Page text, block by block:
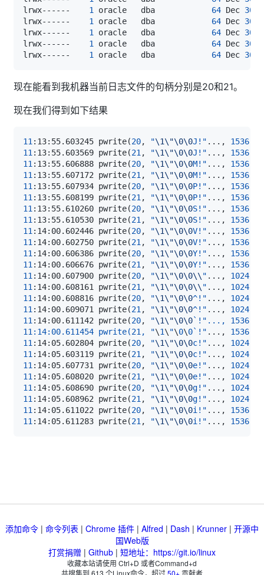
lrwx------ 1 oracle   dba 64 Dec 30
lrwx------ 1 oracle   dba 64 Dec 30
lrwx------ 1 oracle   dba 64 Dec 30
lrwx------ 1 oracle   dba 64 Dec 30
lrwx------ 1 oracle   dba 64 Dec 30
现在能看到我机器当前日志文件的句柄分别是20和21。
现在我们得到如下结果
11 :13:55.603245 pwrite(20, "\1\"\0\0J!" .. ., 1536
11 :13:55.603569 pwrite(21 , "\1\"\0\0J!" .. ., 1536
11 :13:55.606888 pwrite(20, "\1\"\0\0M!" .. ., 1536
11 :13:55.607172 pwrite(21 , "\1\"\0\0M!" .. ., 1536
11 :13:55.607934 pwrite(20, "\1\"\0\0P!" .. ., 1536
11 :13:55.608199 pwrite(21 , "\1\"\0\0P!" .. ., 1536
11 :13:55.610260 pwrite(20, "\1\"\0\0S!" .. ., 1536
11 :13:55.610530 pwrite(21 , "\1\"\0\0S!" .. ., 1536
11 :14:00.602446 pwrite(20, "\1\"\0\0V!" .. ., 1536
11 :14:00.602750 pwrite(21 , "\1\"\0\0V!" .. ., 1536
11 :14:00.606386 pwrite(20, "\1\"\0\0Y!" .. ., 1536
11 :14:00.606676 pwrite(21 , "\1\"\0\0Y!" .. ., 1536
11 :14:00.607900 pwrite(20, "\1\"\0\0\\ " .. ., 1024
11 :14:00.608161 pwrite(21 , "\1\"\0\0\\ " .. ., 1024
11 :14:00.608816 pwrite(20, "\1\"\0\0^!" .. ., 1024
11 :14:00.609071 pwrite(21 , "\1\"\0\0^!" .. ., 1024
11 :14:00.611142 pwrite(20, "\1\"\0\0` !
11:14:00.611454 pwrite(21, "\1\ "\0\0` !" .. ., 1536
11 :14:05.602804 pwrite(20, "\1\"\0\0c!" .. ., 1024
11 :14:05.603119 pwrite(21 , "\1\"\0\0c!" .. ., 1024
11 :14:05.607731 pwrite(20, "\1\"\0\0e!" .. ., 1024
11 :14:05.608020 pwrite(21 , "\1\"\0\0e!" .. ., 1024
11 :14:05.608690 pwrite(20, "\1\"\0\0g!" .. ., 1024
11 :14:05.608962 pwrite(21 , "\1\"\0\0g!" .. ., 1024
11 :14:05.611022 pwrite(20, "\1\"\0\0i!" .. ., 1536
11 :14:05.611283 pwrite(21 , "\1\"\0\0i!" .. ., 1536
添加命令 | 命令列表 | Chrome 插件 | Alfred | Dash | Krunner | 开源中
国Web版
打赏捐赠 | Github | 短地址：https://git.io/linux
收藏本站请使用 Ctrl+D 或者Command+d
共搜集到 613 个Linux命令，超过50+贡献者